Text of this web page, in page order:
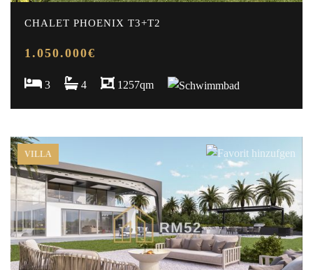
CHALET PHOENIX T3+T2
1.050.000€
3 4 1257qm
VILLA